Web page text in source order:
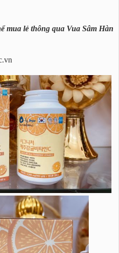
mua lẻ thông qua Vua Sâm Hàn